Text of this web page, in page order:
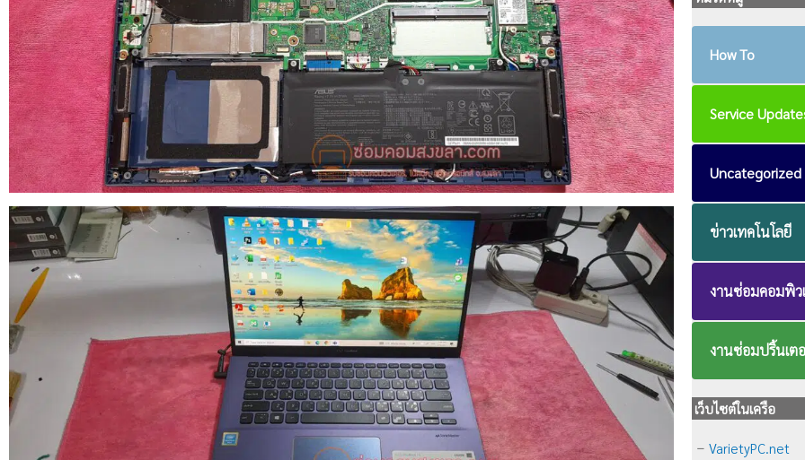
How To
Service
Uncategorized
ข่าวเทคโนโลยี
งานซ่อมคอมพิว
งานซ่อมปริ้นเต
เว็บไซต์ในเครือ
–VarietyPC.net